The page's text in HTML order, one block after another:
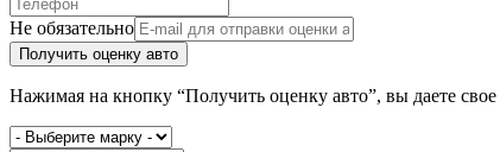
Не обязательно
Получить оценку авто
Нажимая на кнопку “Получить оценку авто”, вы даете свое